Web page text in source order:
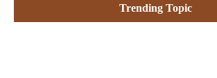
Trending Topic